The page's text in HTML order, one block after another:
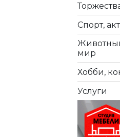
Спорт,
мир
Хобби,
Услуги